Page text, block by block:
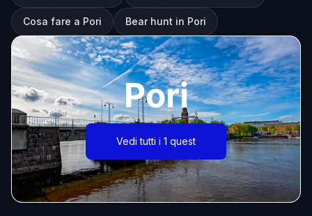
Cosa fare a Pori Bear hunt in Pori
Pori
Vedi tutti i 1 quest